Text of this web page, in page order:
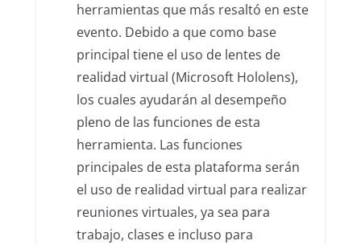
herramientas que más resaltó en este
evento. Debido a que como base
principal tiene el uso de lentes de
realidad virtual (Microsoft Hololens),
los cuales ayudarán al desempeño
pleno de las funciones de esta
herramienta. Las funciones
principales de esta plataforma serán
el uso de realidad virtual para realizar
reuniones virtuales, ya sea para
trabajo, clases e incluso para